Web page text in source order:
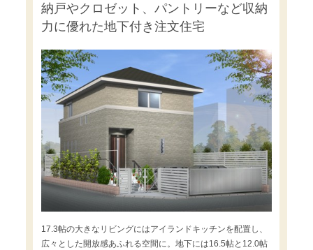
納戸やクロゼット、パントリーなど収納
力に優れた地下付き注文住宅
17.3帖の大きなリビングにはアイランドキッチンを配置し、
広々とした開放感あふれる空間に。地下には16.5帖と12.0帖